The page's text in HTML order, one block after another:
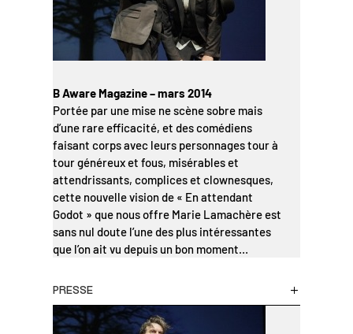
B Aware Magazine – mars 2014
Portée par une mise ne scène sobre mais
d’une rare efficacité, et des comédiens
faisant corps avec leurs personnages tour à
tour généreux et fous, misérables et
attendrissants, complices et clownesques,
cette nouvelle vision de « En attendant
Godot » que nous offre Marie Lamachère est
sans nul doute l’une des plus intéressantes
que l’on ait vu depuis un bon moment…
PRESSE